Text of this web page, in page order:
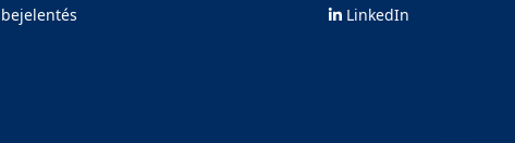
LinkedIn